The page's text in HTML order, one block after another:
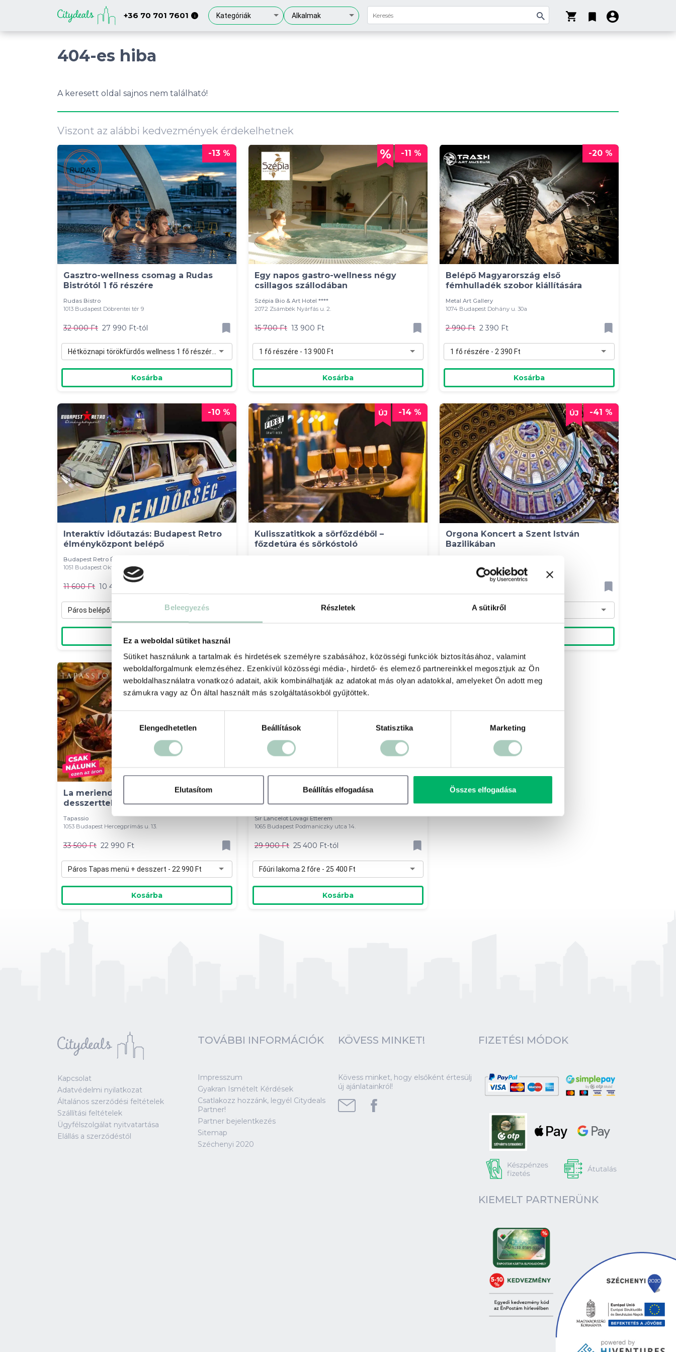
Beleegyezés Részletek A sütikről
Ez a weboldal sütiket használ
Sütiket használunk a tartalmak és hirdetések személyre szabásához, közösségi funkciók biztosításához, valamint
weboldalforgalmunk elemzéséhez. Ezenkívül közösségi média-, hirdető- és elemező partnereinkkel megosztjuk az Ön
weboldalhasználatra vonatkozó adatait, akik kombinálhatják az adatokat más olyan adatokkal, amelyeket Ön adott meg
számukra vagy az Ön által használt más szolgáltatásokból gyűjtöttek.
Hozzájárulás
kiválasztásaElengedhetetlen Beállítások Statisztika Marketing
Elutasítom Beállítás elfogadása Összes elfogadása
+36 70 701 7601 i Kategóriák Alkalmak
404-es hiba
A keresett oldal sajnos nem található!
Viszont az alábbi kedvezmények érdekelhetnek
-13 %
Gasztro-wellness csomag a Rudas
Bistrótól 1 fő részére
Rudas Bistro
1013 Budapest Döbrentei tér 9
32 000 Ft 27 990 Ft-tól
Kosárba
-11 %
Egy napos gastro-wellness négy
csillagos szállodában
Szépia Bio & Art Hotel ****
2072 Zsámbék Nyárfás u. 2.
15 700 Ft 13 900 Ft
1 fő részére - 13 900 Ft
Kosárba
-20 %
Belépő Magyarország első
fémhulladék szobor kiállítására
Metal Art Gallery
1074 Budapest Dohány u. 30a
2 990 Ft 2 390 Ft
1 fő részére - 2 390 Ft
Kosárba
-10 %
Interaktív időutazás: Budapest Retro
élményközpont belépő
Budapest Retro Élményközpont
1051 Budapest Október 6. utca 4.
11 600 Ft 10 400 Ft-tól
Páros belépő hétköznapra - 10 400 Ft
Kosárba
-14 %
Kulisszatitkok a sörfőzdéből –
főzdetúra és sörkóstoló
1 fő részére - 6 490 Ft
-41 %
Orgona Koncert a Szent István
Bazilikában
Belépő 1 fő részére - 6 490 Ft
-31 %
La merienda de Tapassio: tapas menü
desszerttel 2 főre
Tapassio
1053 Budapest Hercegprímás u. 13.
33 500 Ft 22 990 Ft
Páros Tapas menü + desszert - 22 990 Ft
Kosárba
-15 %
Főúri lakomák bőségtállal 2, 3, 4 vagy
6 fő részére
Sir Lancelot Lovagi Étterem
1065 Budapest Podmaniczky utca 14.
29 900 Ft 25 400 Ft-tól
Főúri lakoma 2 főre - 25 400 Ft
Kosárba
Kapcsolat
Adatvédelmi nyilatkozat
Általános szerződési feltételek
Szállítási feltételek
Ügyfélszolgálat nyitvatartása
Elállás a szerződéstől
TOVÁBBI INFORMÁCIÓK
Impresszum
Gyakran Ismételt Kérdések
Csatlakozz hozzánk, legyél Citydeals
Partner!
Partner bejelentkezés
Sitemap
Széchenyi 2020
KÖVESS MINKET!
Kövess minket, hogy elsőként értesülj
új ajánlatainkról!
FIZETÉSI MÓDOK
KIEMELT PARTNERÜNK